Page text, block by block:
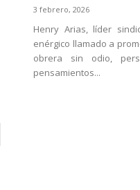
3 febrero, 2026
Henry Arias, líder
enérgico llamado a
obrera sin odio,
pensamientos...